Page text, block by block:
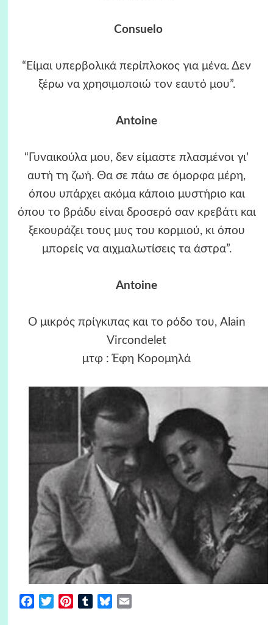
Consuelo
“Είμαι υπερβολικά περίπλοκος για μένα. Δεν
ξέρω να χρησιμοποιώ τον εαυτό μου”.
Antoine
“Γυναικούλα μου, δεν είμαστε πλασμένοι γι’
αυτή τη ζωή. Θα σε πάω σε όμορφα μέρη,
όπου υπάρχει ακόμα κάποιο μυστήριο και
όπου το βράδυ είναι δροσερό σαν κρεβάτι και
ξεκουράζει τους μυς του κορμιού, κι όπου
μπορείς να αιχμαλωτίσεις τα άστρα”.
Antoine
Ο μικρός πρίγκιπας και το ρόδο του, Alain
Vircondelet
μτφ : Έφη Κορομηλά
FacebookTwitterPinterestTumblrBluesky